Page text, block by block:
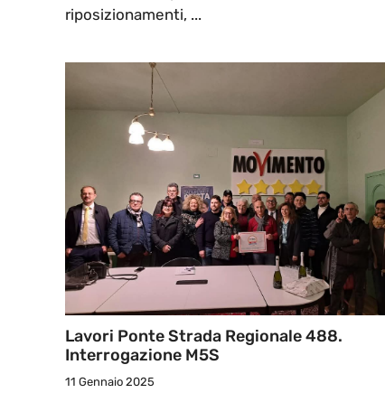
riposizionamenti, ...
Lavori Ponte Strada Regionale 488.
Interrogazione M5S
11 Gennaio 2025